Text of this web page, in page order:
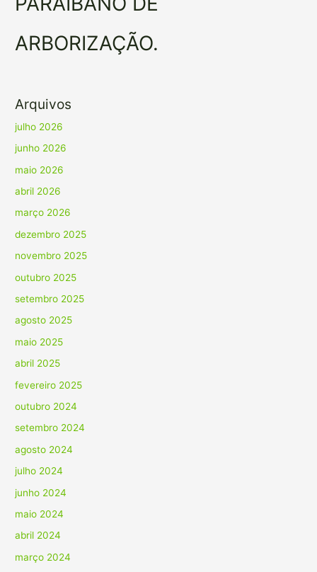
ARBORIZAÇÃO.
Arquivos
julho 2026
junho 2026
maio 2026
abril 2026
março 2026
dezembro 2025
novembro 2025
outubro 2025
setembro 2025
agosto 2025
maio 2025
abril 2025
fevereiro 2025
outubro 2024
setembro 2024
agosto 2024
julho 2024
junho 2024
maio 2024
abril 2024
março 2024